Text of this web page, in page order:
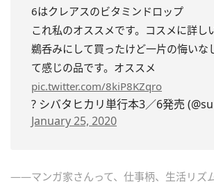
6はクレアスのビタミンドロップ
これ私のオススメです。コスメに詳し
鵜呑みにして買ったけど一片の悔いな
て感じの品です。オススメ
pic.twitter.com/8kiP8KZqro
? シバタヒカリ単行本3／6発売
January 25, 2020
――マンガ家さんって、仕事柄、生活リズ